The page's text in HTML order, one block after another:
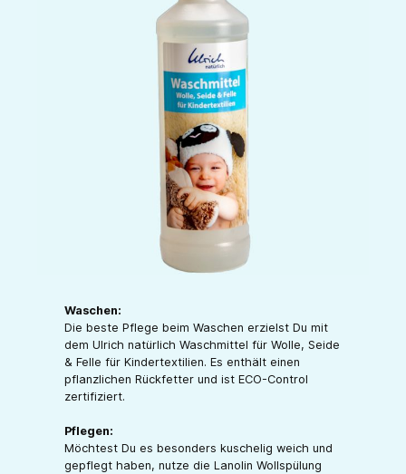
Waschen:
Die beste Pflege beim Waschen erzielst Du mit
dem Ulrich natürlich Waschmittel für Wolle, Seide
& Felle für Kindertextilien. Es enthält einen
pflanzlichen Rückfetter und ist ECO-Control
zertifiziert.
Pflegen:
Möchtest Du es besonders kuschelig weich und
gepflegt haben, nutze die Lanolin Wollspülung